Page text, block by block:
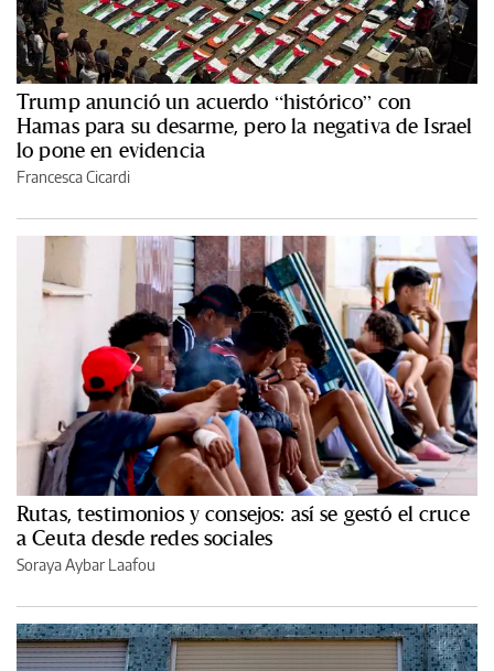
Trump anunció un acuerdo “histórico” con
Hamas para su desarme, pero la negativa de Israel
lo pone en evidencia
Francesca Cicardi
Rutas, testimonios y consejos: así se gestó el cruce
a Ceuta desde redes sociales
Soraya Aybar Laafou